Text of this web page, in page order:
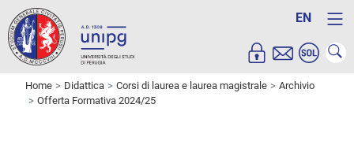
EN
Home Didattica Corsi di laurea e laurea magistrale
Archivio
Offerta Formativa 2024/25